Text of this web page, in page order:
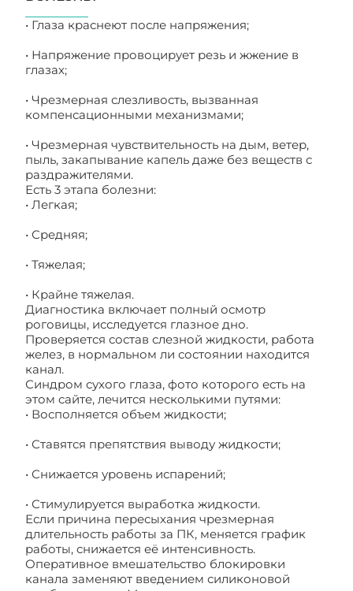
• Глаза краснеют после напряжения;
• Напряжение провоцирует резь и жжение в
глазах;
• Чрезмерная слезливость, вызванная
компенсационными механизмами;
• Чрезмерная чувствительность на дым, ветер,
пыль, закапывание капель даже без веществ с
раздражителями.
Есть 3 этапа болезни:
• Легкая;
• Средняя;
• Тяжелая;
• Крайне тяжелая.
Диагностика включает полный осмотр
роговицы, исследуется глазное дно.
Проверяется состав слезной жидкости, работа
желез, в нормальном ли состоянии находится
канал.
Синдром сухого глаза, фото которого есть на
этом сайте, лечится несколькими путями:
• Восполняется объем жидкости;
• Ставятся препятствия выводу жидкости;
• Снижается уровень испарений;
• Стимулируется выработка жидкости.
Если причина пересыхания чрезмерная
длительность работы за ПК, меняется график
работы, снижается её интенсивность.
Оперативное вмешательство блокировки
канала заменяют введением силиконовой